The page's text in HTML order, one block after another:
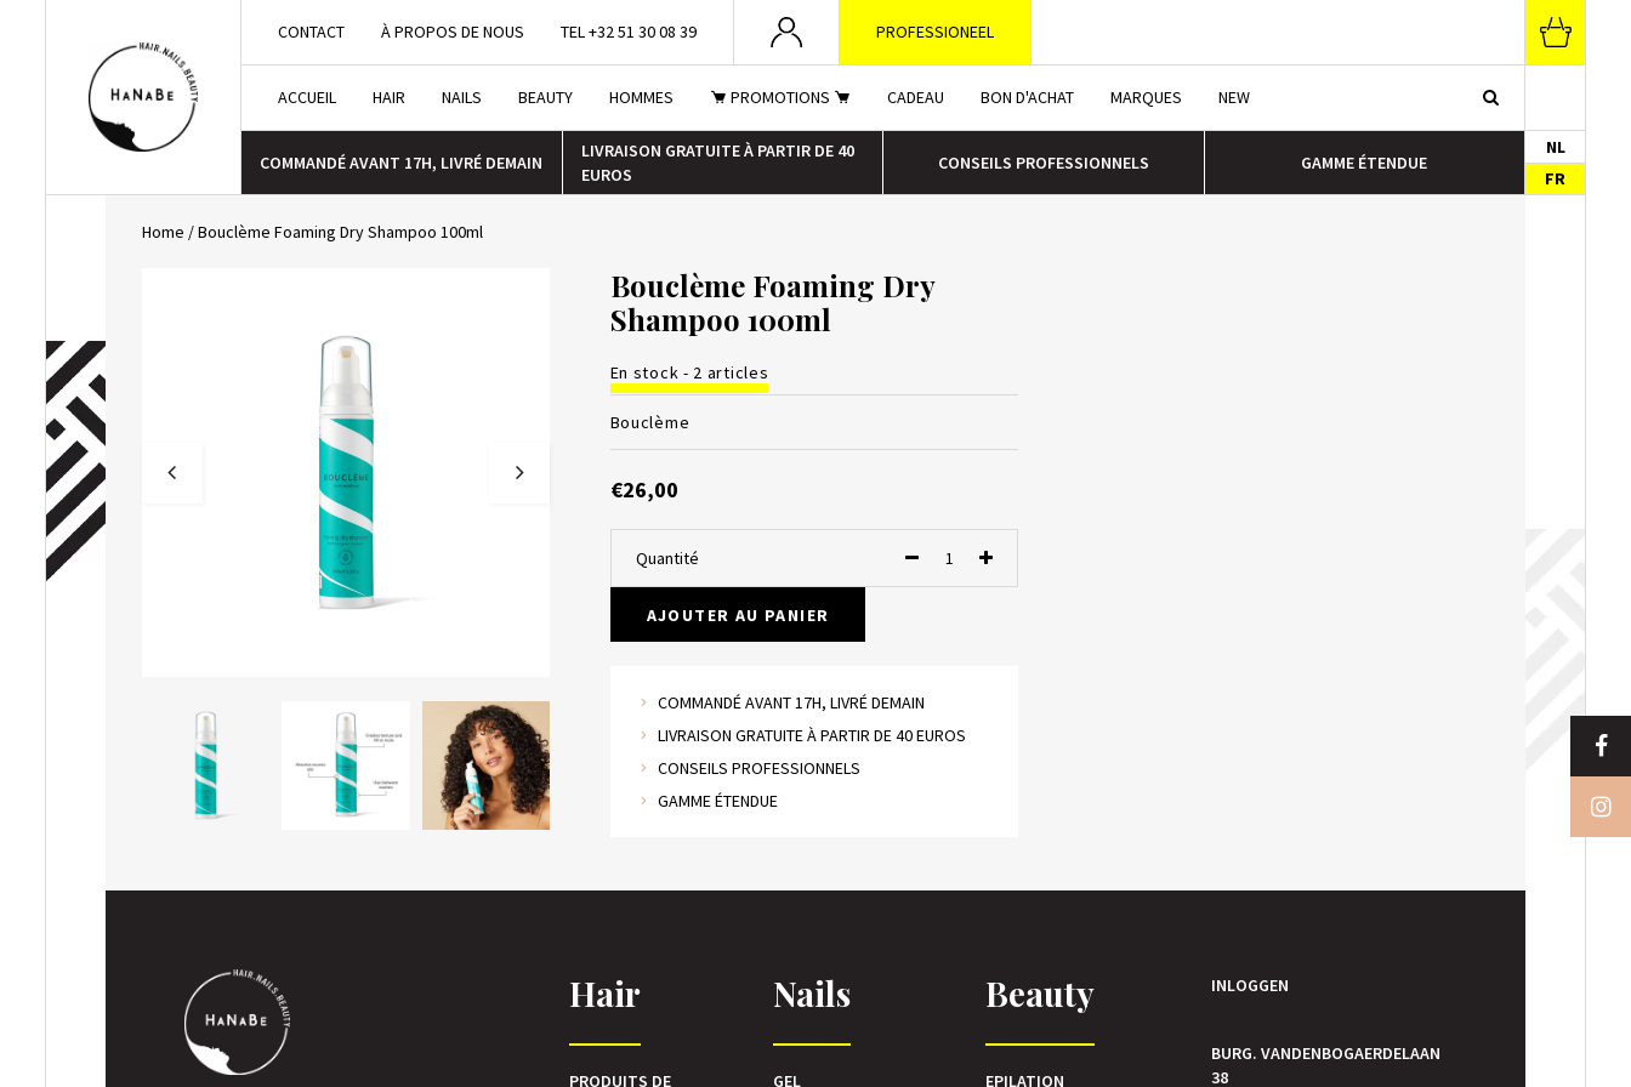
CONTACT À PROPOS DE NOUS TEL +32 51 30 08 39 PROFESSIONEEL
ACCUEIL HAIR NAILS BEAUTY HOMMES PROMOTIONS CADEAU BON D'ACHAT MARQUES NEW
COMMANDÉ AVANT 17H, LIVRÉ DEMAIN
LIVRAISON GRATUITE À PARTIR DE 40
EUROS
CONSEILS PROFESSIONNELS GAMME ÉTENDUE
NL
FR
Home /Bouclème Foaming Dry Shampoo 100ml
Bouclème Foaming Dry
Shampoo 100ml
En stock - 2 articles
Bouclème
€26,00
Quantité
AJOUTER AU PANIER
COMMANDÉ AVANT 17H, LIVRÉ DEMAIN
LIVRAISON GRATUITE À PARTIR DE 40 EUROS
CONSEILS PROFESSIONNELS
GAMME ÉTENDUE
Hair
PRODUITS DE
Nails
GEL
Beauty
EPILATION
INLOGGEN
BURG. VANDENBOGAERDELAAN
38